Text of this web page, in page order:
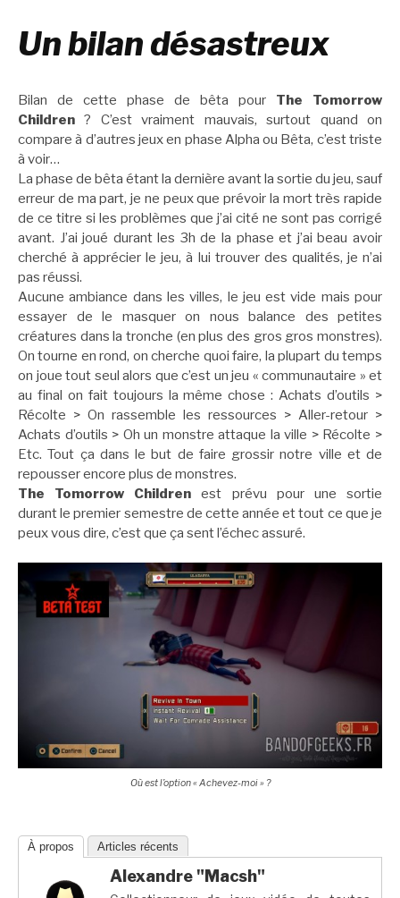
Un bilan désastreux
Bilan de cette phase de bêta pour The Tomorrow
Children ? C’est vraiment mauvais, surtout quand on
compare à d’autres jeux en phase Alpha ou Bêta, c’est triste
à voir…
La phase de bêta étant la dernière avant la sortie du jeu, sauf
erreur de ma part, je ne peux que prévoir la mort très rapide
de ce titre si les problèmes que j’ai cité ne sont pas corrigé
avant. J’ai joué durant les 3h de la phase et j’ai beau avoir
cherché à apprécier le jeu, à lui trouver des qualités, je n’ai
pas réussi.
Aucune ambiance dans les villes, le jeu est vide mais pour
essayer de le masquer on nous balance des petites
créatures dans la tronche (en plus des gros gros monstres).
On tourne en rond, on cherche quoi faire, la plupart du temps
on joue tout seul alors que c’est un jeu « communautaire » et
au final on fait toujours la même chose : Achats d’outils >
Récolte > On rassemble les ressources > Aller-retour >
Achats d’outils > Oh un monstre attaque la ville > Récolte >
Etc. Tout ça dans le but de faire grossir notre ville et de
repousser encore plus de monstres.
The Tomorrow Children est prévu pour une sortie
durant le premier semestre de cette année et tout ce que je
peux vous dire, c’est que ça sent l’échec assuré.
Où est l’option « Achevez-moi » ?
À propos Articles récents
Alexandre "Macsh"